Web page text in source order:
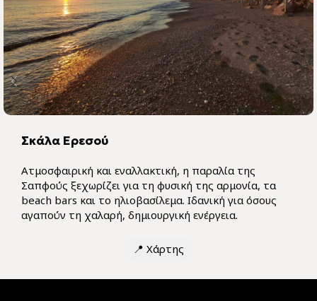
Σκάλα Ερεσού
Ατμοσφαιρική και εναλλακτική, η παραλία της
Σαπφούς ξεχωρίζει για τη φυσική της αρμονία, τα
beach bars και το ηλιοβασίλεμα. Ιδανική για όσους
αγαπούν τη χαλαρή, δημιουργική ενέργεια.
📍 Χάρτης